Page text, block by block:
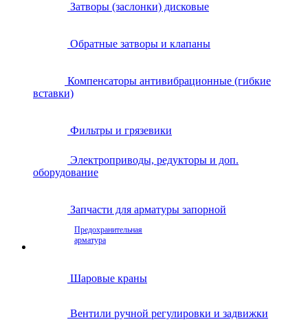
Затворы (заслонки) дисковые
Обратные затворы и клапаны
Компенсаторы антивибрационные (гибкие
вставки)
Фильтры и грязевики
Электроприводы, редукторы и доп.
оборудование
Запчасти для арматуры запорной
Предохранительная
арматура
Шаровые краны
Вентили ручной регулировки и задвижки